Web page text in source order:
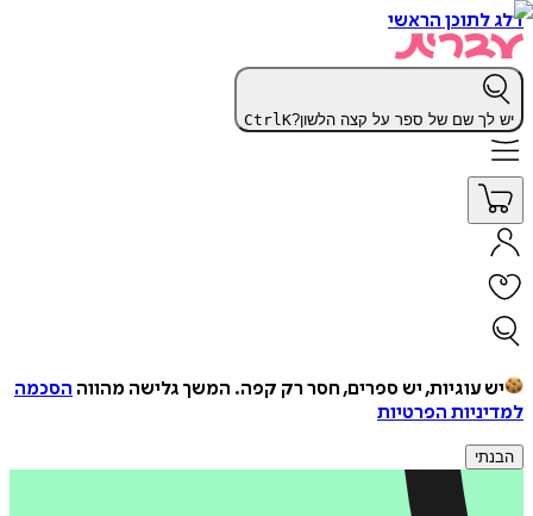
דלג לתוכן הראשי
יש לך שם של ספר על קצה הלשון? CtrlK
יש עוגיות, יש ספרים, חסר רק קפה. המשך גלישה מהווה הסכמה
למדיניות הפרטיות
הבנתי